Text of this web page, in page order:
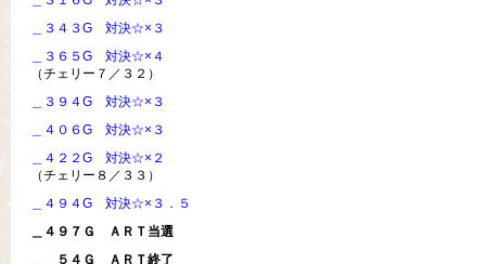
＿３４３G 対決☆×３
＿３６５G 対決☆×４
（チェリー７／３２）
＿３９４G 対決☆×３
＿４０６G 対決☆×３
＿４２２G 対決☆×２
（チェリー８／３３）
＿４９４G 対決☆×３．５
＿４９７Ｇ ＡＲＴ当選
＿＿５４Ｇ ＡＲＴ終了